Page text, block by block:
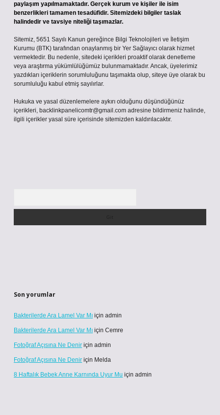
paylaşım yapılmamaktadır. Gerçek kurum ve kişiler ile isim
benzerlikleri tamamen tesadüfidir. Sitemizdeki bilgiler taslak
halindedir ve tavsiye niteliği taşımazlar.
Sitemiz, 5651 Sayılı Kanun gereğince Bilgi Teknolojileri ve İletişim
Kurumu (BTK) tarafından onaylanmış bir Yer Sağlayıcı olarak hizmet
vermektedir. Bu nedenle, sitedeki içerikleri proaktif olarak denetleme
veya araştırma yükümlülüğümüz bulunmamaktadır. Ancak, üyelerimiz
yazdıkları içeriklerin sorumluluğunu taşımakta olup, siteye üye olarak bu
sorumluluğu kabul etmiş sayılırlar.
Hukuka ve yasal düzenlemelere aykırı olduğunu düşündüğünüz
içerikleri, backlinkpanelicomtr@gmail.com adresine bildirmeniz halinde,
ilgili içerikler yasal süre içerisinde sitemizden kaldırılacaktır.
Son yorumlar
Bakterilerde Ara Lamel Var Mı için admin
Bakterilerde Ara Lamel Var Mı için Cemre
Fotoğraf Açısına Ne Denir için admin
Fotoğraf Açısına Ne Denir için Melda
8 Haftalık Bebek Anne Karnında Uyur Mu için admin